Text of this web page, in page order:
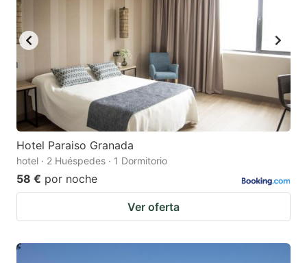
Hotel Paraiso Granada
hotel · 2 Huéspedes · 1 Dormitorio
58 € por noche
Ver oferta